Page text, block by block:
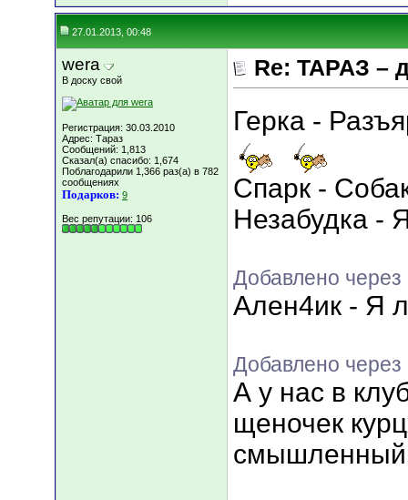
27.01.2013, 00:48
wera
В доску свой
Регистрация: 30.03.2010
Адрес: Тараз
Сообщений: 1,813
Сказал(а) спасибо: 1,674
Поблагодарили 1,366 раз(а) в 782
сообщениях
Подарков: 9
Вес репутации: 106
Re: ТАРАЗ –
Герка -
Спарк -
Незабудка -
Добавлено через
Ален4ик - Я
Добавлено
А у нас в
щеночек
смышленный